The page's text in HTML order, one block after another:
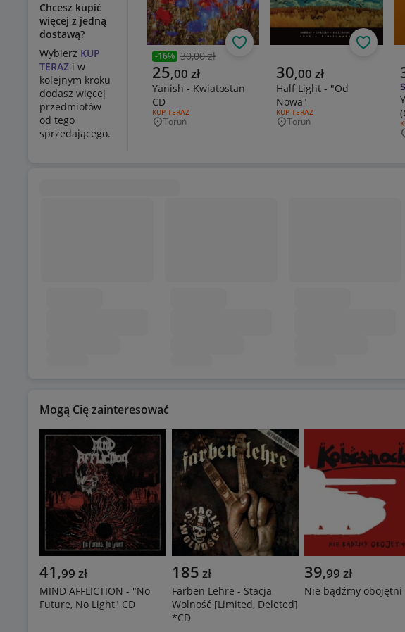
Chcesz kupić
więcej z jedną
dostawą?
Wybierz KUP
TERAZ i w
kolejnym kroku
dodasz więcej
przedmiotów
od tego
sprzedającego.
Poprzednia cena
-16% 30,00 zł
Aktualna cena
25,00 zł
Yanish - Kwiatostan
CD
RODZAJ OFERTY:
KUP TERAZ
Miejscowość
Toruń
Obserwuj
Aktualna cena
30,00 zł
Half Light - "Od
Nowa"
RODZAJ OFERTY:
KUP TERAZ
Miejscowość
Toruń
Mogą Cię zainteresować
41 ,99 zł
MIND AFFLICTION - "No
Future, No Light" CD
185 zł
Farben Lehre - Stacja
Wolność [Limited, Deleted]
*CD
39,99 zł
Nie bądźmy obojętni